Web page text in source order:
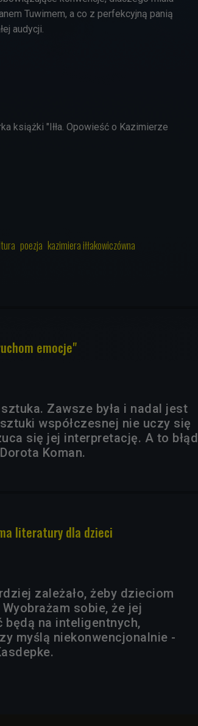
Tuwimem, a co z perfekcyjną panią
audycji.
książki "Iłła. Opowieść o Kazimierze
poezja kazimiera iłłakowiczówna
emocje"
Zawsze była i nadal jest
współczesnej nie uczy się
się jej interpretację. A to błąd
Koman.
literatury dla dzieci
zależało, żeby dzieciom
sobie, że jej
na inteligentnych,
myślą niekonwencjonalnie -